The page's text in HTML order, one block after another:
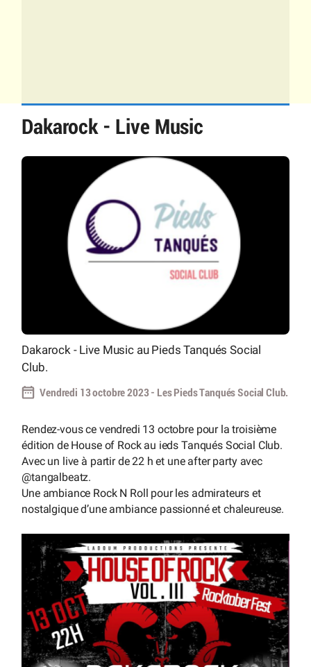
Dakarock - Live Music
Dakarock - Live Music au Pieds Tanqués Social
Club.
Vendredi 13 octobre 2023 - Les Pieds Tanqués Social Club.
Rendez-vous ce vendredi 13 octobre pour la troisième
édition de House of Rock au ieds Tanqués Social Club.
Avec un live à partir de 22 h et une after party avec
@tangalbeatz.
Une ambiance Rock N Roll pour les admirateurs et
nostalgique d’une ambiance passionné et chaleureuse.